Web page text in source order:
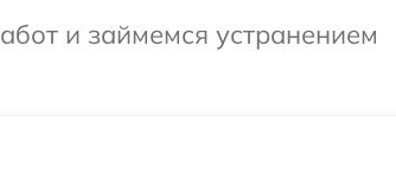
и займемся устранением